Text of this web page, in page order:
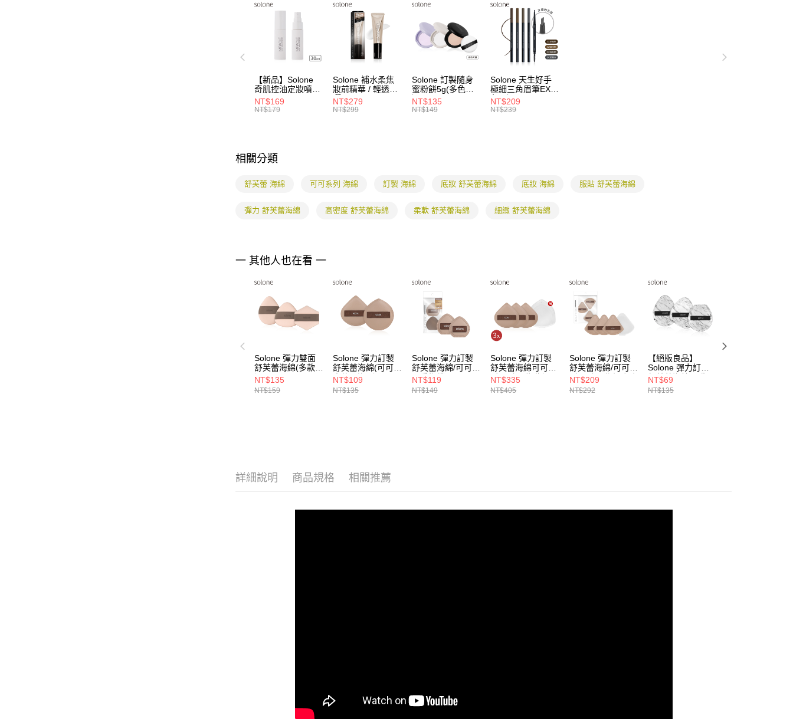
帳／街口支付／iPASS MONEY」等通路繳費。
【注意事項】
1.本服務係由「台灣大哥大股份有限公司」（以下簡稱本公司）所提供，讓
用戶於交易時，得透過本服務購買商品或服務，並由商店將買賣／分期付
款買賣價金債權讓與本公司後，依約使用本公司帳單繳交帳款。
資料（包含姓名、電話或地址）提供予台灣大哥大進項蒐集、處理及利
用，由本公司與您本人進行分期帳單所需資料之確認、核對及更正。
3.完整用戶服務條款，請詳閱以下連結：
２．訂單成立數日內，您將收到繳費通知簡訊。
３．收到繳費通知簡訊後14天內，點擊此簡訊中的連結，可透過四大超商
／ATM／網路銀行／等多元方式進行付款，方視為交易完成。
※ 請注意：結帳手續完成當下不需立刻繳費，但若您需要取消訂單，請聯
絡購買商品的店家。未經商家同意取消之訂單仍視為有效，需透過AFTEE
先享後付繳納相關費用。
是否繳費成功／繳費後需取消欲退款等相關疑問，請聯繫「AFTEE先享後
付客戶支援中心」https://netprotections.freshdesk.com/support/home
【注意事項】
「AFTEE先享後付」，若未經同意申辦者引起之損失，本公司不負相關責
４．使用「AFTEE先享後付」時，將依據個別帳號之用戶狀況，依本公司
付款後全家取貨
每筆NT$80，滿NT$699(含以上)免運費
7-11付款取貨
每筆NT$80，滿NT$699(含以上)免運費
付款後7-11取貨
每筆NT$80，滿NT$699(含以上)免運費
【新品】Solone
奇肌控油定妝噴霧
30ml
NT$169
NT$179
Solone 補水柔焦
妝前精華 / 輕透防
曬
SPF40★★★★(3
NT$279
NT$299
Solone 訂製隨身
蜜粉餅5g(多色可
選)
NT$135
NT$149
Solone 天生好手
極細三角眉筆EX(4
色可選)
NT$209
NT$239
相關分類
舒芙蕾 海綿 可可系列 海綿 訂製 海綿 底妝 舒芙蕾海綿 底妝 海綿 服貼 舒芙蕾海綿
彈力 舒芙蕾海綿 高密度 舒芙蕾海綿 柔軟 舒芙蕾海綿 細緻 舒芙蕾海綿
一 其他人也在看 一
Solone 彈力雙面
舒芙蕾海綿(多款可
選)
NT$135
NT$159
Solone 彈力訂製
舒芙蕾海綿(可可加
大款/2款可選)
NT$109
NT$135
Solone 彈力訂製
舒芙蕾海綿/可可栗
子手指撲(2入)
NT$119
NT$149
Solone 彈力訂製
舒芙蕾海綿可可大
扇3入組(贈 收納
盒/栗子形)
NT$335
NT$405
Solone 彈力訂製
舒芙蕾海綿/可可扇
形3入組(附小扇形
收納盒)
NT$209
NT$292
【絕版良品】
Solone 彈力訂製
舒芙蕾海綿 原生石
系列
NT$69
NT$135
詳細說明 商品規格 相關推薦